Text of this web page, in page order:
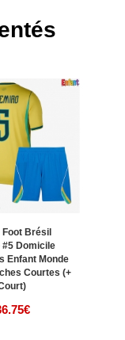
Foot Brésil
Domicile
Enfant Monde
Courtes (+